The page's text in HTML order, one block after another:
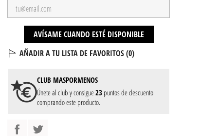
AVÍSAME CUANDO ESTÉ DISPONIBLE
AÑADIR A TU LISTA DE FAVORITOS (0)
CLUB MASPORMENOS
Únete al club y consigue23 puntos de descuento
comprando este producto.